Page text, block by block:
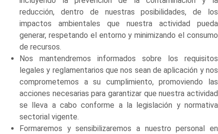
reducción, dentro de nuestras posibilidades, de los
impactos ambientales que nuestra actividad pueda
generar, respetando el entorno y minimizando el consumo
de recursos.
Nos mantendremos informados sobre los requisitos
legales y reglamentarios que nos sean de aplicación y nos
comprometemos a su cumplimiento, promoviendo las
acciones necesarias para garantizar que nuestra actividad
se lleva a cabo conforme a la legislación y normativa
sectorial vigente.
Formaremos y sensibilizaremos a nuestro personal en